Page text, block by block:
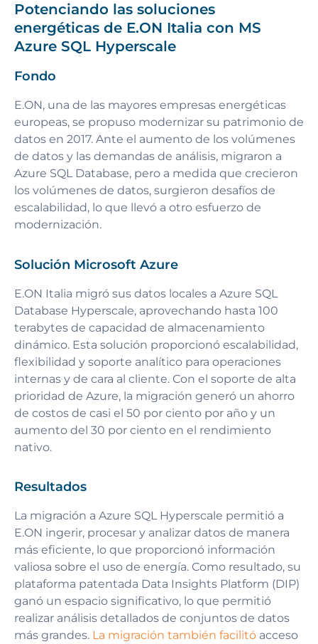
Potenciando las soluciones
energéticas de E.ON Italia con MS
Azure SQL Hyperscale
Fondo
E.ON, una de las mayores empresas energéticas
europeas, se propuso modernizar su patrimonio de
datos en 2017. Ante el aumento de los volúmenes
de datos y las demandas de análisis, migraron a
Azure SQL Database, pero a medida que crecieron
los volúmenes de datos, surgieron desafíos de
escalabilidad, lo que llevó a otro esfuerzo de
modernización.
Solución Microsoft Azure
E.ON Italia migró sus datos locales a Azure SQL
Database Hyperscale, aprovechando hasta 100
terabytes de capacidad de almacenamiento
dinámico. Esta solución proporcionó escalabilidad,
flexibilidad y soporte analítico para operaciones
internas y de cara al cliente. Con el soporte de alta
prioridad de Azure, la migración generó un ahorro
de costos de casi el 50 por ciento por año y un
aumento del 30 por ciento en el rendimiento
nativo.
Resultados
La migración a Azure SQL Hyperscale permitió a
E.ON ingerir, procesar y analizar datos de manera
más eficiente, lo que proporcionó información
valiosa sobre el uso de energía. Como resultado, su
plataforma patentada Data Insights Platform (DIP)
ganó un espacio significativo, lo que permitió
realizar análisis detallados de conjuntos de datos
más grandes. La migración también facilitó acceso